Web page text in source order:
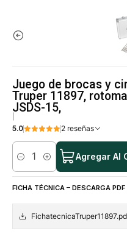
Juego de brocas y
Truper 11897,
JSDS-15,
5.0
2 reseñas
Cantidad
Agregar Al
FICHA TÉCNICA – DESCARGA PDF